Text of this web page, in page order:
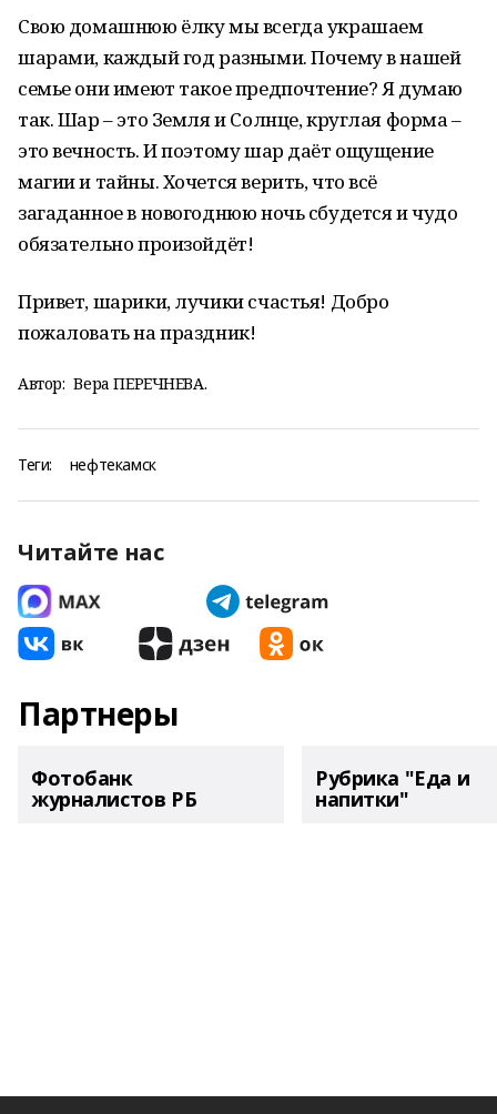
Свою домашнюю ёлку мы всегда украшаем
шарами, каждый год разными. Почему в нашей
семье они имеют такое предпочтение? Я думаю
так. Шар – это Земля и Солнце, круглая форма –
это вечность. И поэтому шар даёт ощущение
магии и тайны. Хочется верить, что всё
загаданное в новогоднюю ночь сбудется и чудо
обязательно произойдёт!
Привет, шарики, лучики счастья! Добро
пожаловать на праздник!
Автор: Вера ПЕРЕЧНЕВА.
Теги: нефтекамск
Читайте нас
Партнеры
Фотобанк
журналистов РБ
Рубрика "Еда и
напитки"